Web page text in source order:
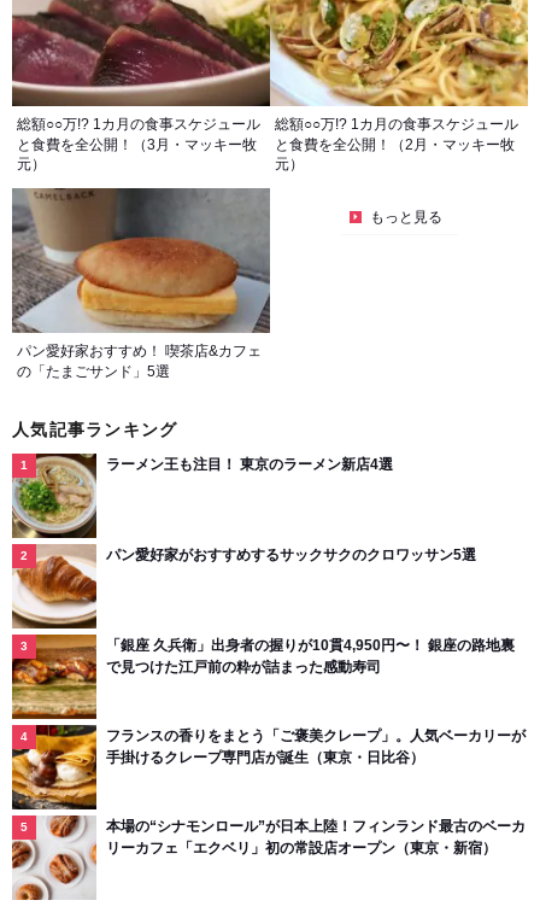
総額○○万!? 1カ月の食事スケジュール
と食費を全公開！（3月・マッキー牧
元）
総額○○万!? 1カ月の食事スケジュール
と食費を全公開！（2月・マッキー牧
元）
パン愛好家おすすめ！ 喫茶店&カフェ
の「たまごサンド」5選
もっと見る
人気記事ランキング
ラーメン王も注目！ 東京のラーメン新店4選
パン愛好家がおすすめするサックサクのクロワッサン5選
「銀座 久兵衛」出身者の握りが10貫4,950円〜！ 銀座の路地裏
で見つけた江戸前の粋が詰まった感動寿司
フランスの香りをまとう「ご褒美クレープ」。人気ベーカリーが
手掛けるクレープ専門店が誕生（東京・日比谷）
本場の“シナモンロール”が日本上陸！フィンランド最古のベーカ
リーカフェ「エクベリ」初の常設店オープン（東京・新宿）